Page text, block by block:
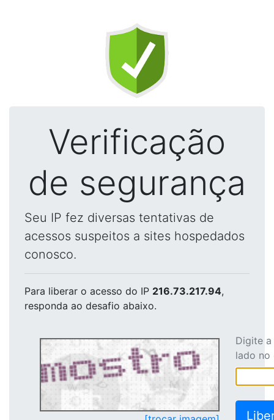
Verificação
de segurança
Seu IP fez diversas tentativas de
acessos suspeitos a sites hospedados
conosco.
Para liberar o acesso do IP 216.73.217.94,
responda ao desafio abaixo.
Digite
lado no